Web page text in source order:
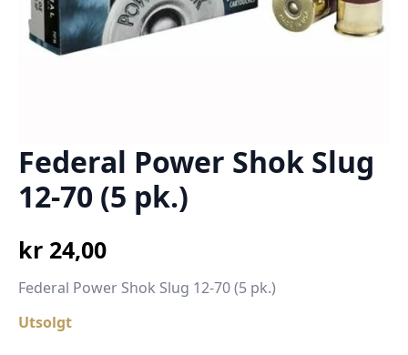
Federal Power Shok Slug
12-70 (5 pk.)
kr 24,00
Federal Power Shok Slug 12-70 (5 pk.)
Utsolgt